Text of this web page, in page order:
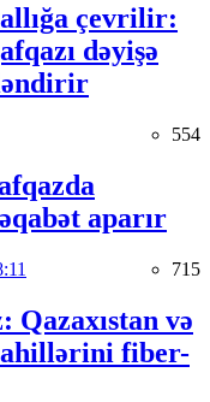
çevrilir:
dəyişə
554
aparır
715
Qazaxıstan və
fiber-